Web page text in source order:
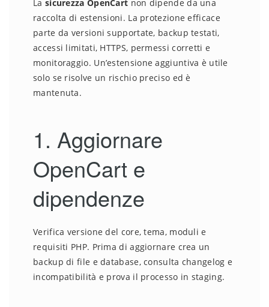
La sicurezza OpenCart non dipende da una
raccolta di estensioni. La protezione efficace
parte da versioni supportate, backup testati,
accessi limitati, HTTPS, permessi corretti e
monitoraggio. Un’estensione aggiuntiva è utile
solo se risolve un rischio preciso ed è
mantenuta.
1. Aggiornare
OpenCart e
dipendenze
Verifica versione del core, tema, moduli e
requisiti PHP. Prima di aggiornare crea un
backup di file e database, consulta changelog e
incompatibilità e prova il processo in staging.